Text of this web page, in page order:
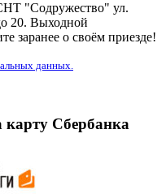
"Содружество" ул.
20. Выходной
заранее о своём приезде!
данных.
Сбербанка